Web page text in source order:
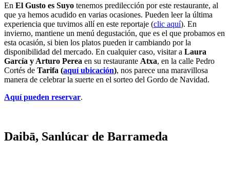
En El Gusto es Suyo tenemos predilección por este restaurante, al
que ya hemos acudido en varias ocasiones. Pueden leer la última
experiencia que tuvimos allí en este reportaje (clic aquí). En
invierno, mantiene un menú degustación, que es el que probamos en
esta ocasión, si bien los platos pueden ir cambiando por la
disponibilidad del mercado. En cualquier caso, visitar a Laura
García y Arturo Perea en su restaurante Atxa, en la calle Pedro
Cortés de Tarifa (aquí ubicación), nos parece una maravillosa
manera de celebrar la suerte en el sorteo del Gordo de Navidad.
Aquí pueden reservar.
Daibā, Sanlúcar de Barrameda